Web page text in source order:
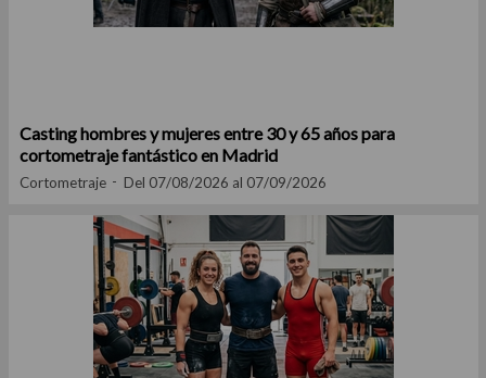
Casting hombres y mujeres entre 30 y 65 años para
cortometraje fantástico en Madrid
Cortometraje Del 07/08/2026 al 07/09/2026